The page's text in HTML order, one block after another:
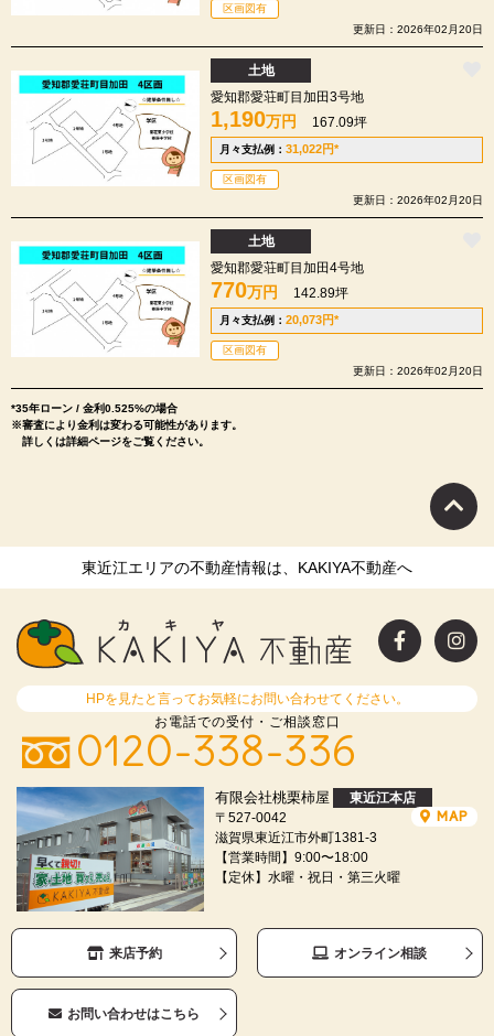
区画図有
更新日：2026年02月20日
土地
愛知郡愛荘町目加田3号地
1,190万円 167.09坪
月々支払例：31,022円*
区画図有
更新日：2026年02月20日
土地
愛知郡愛荘町目加田4号地
770万円 142.89坪
月々支払例：20,073円*
区画図有
更新日：2026年02月20日
*35年ローン / 金利0.525%の場合
※審査により金利は変わる可能性があります。
詳しくは詳細ページをご覧ください。
東近江エリアの不動産情報は、KAKIYA不動産へ
HPを見たと言ってお気軽にお問い合わせてください。
お電話での受付・ご相談窓口
0120-338-336
有限会社桃栗柿屋
東近江本店
〒527-0042
滋賀県東近江市外町1381-3
【営業時間】9:00〜18:00
【定休】水曜・祝日・第三火曜
MAP
来店予約 オンライン相談
お問い合わせはこちら